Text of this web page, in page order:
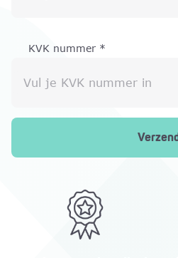
KVK nummer *
Vul je KVK nummer in